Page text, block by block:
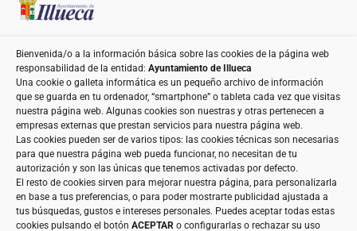
Bienvenida/o a la información básica sobre las cookies de la página web
responsabilidad de la entidad: Ayuntamiento de Illueca
Una cookie o galleta informática es un pequeño archivo de información
que se guarda en tu ordenador, “smartphone” o tableta cada vez que visitas
nuestra página web. Algunas cookies son nuestras y otras pertenecen a
empresas externas que prestan servicios para nuestra página web.
Las cookies pueden ser de varios tipos: las cookies técnicas son necesarias
para que nuestra página web pueda funcionar, no necesitan de tu
autorización y son las únicas que tenemos activadas por defecto.
El resto de cookies sirven para mejorar nuestra página, para personalizarla
en base a tus preferencias, o para poder mostrarte publicidad ajustada a
tus búsquedas, gustos e intereses personales. Puedes aceptar todas estas
cookies pulsando el botón ACEPTAR o configurarlas o rechazar su uso
casilla correspondiente establecida al efecto /
Legitimación » Únicamente trataremos sus datos con su
casilla correspondiente establecida al efecto /
Destinatarios » Con carácter general, sólo el personal de
nuestra entidad que esté debidamente autorizado podrá
tener conocimiento de la información que le pedimos /
Derechos » Tiene derecho a saber qué información
tenemos sobre usted, corregirla y eliminarla, tal y como se
explica en la información adicional disponible en nuestra
página web / Información Adicional » Más información en
el apartado“POLÍTICA DE PRIVACIDAD”de nuestra página
web / Datos de Contacto DPD » aeneriz@audidat.com